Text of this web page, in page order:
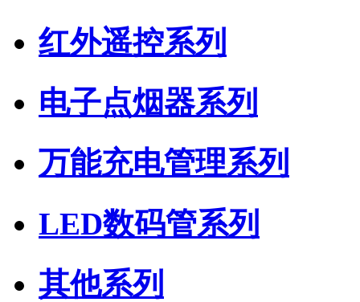
红外遥控系列
电子点烟器系列
万能充电管理系列
LED数码管系列
其他系列